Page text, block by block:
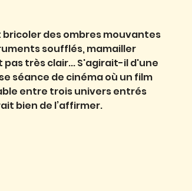
bricoler des ombres mouvantes
soufflés, mamailler
très clair... S'agirait-il d'une
séance de cinéma où un film
entre trois univers entrés
bien de l’affirmer.